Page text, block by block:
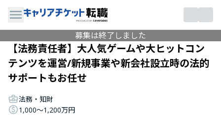
募集は終了しました
【法務責任者】大人気ゲームや大ヒットコン
テンツを運営/新規事業や新会社設立時の法的
サポートもお任せ
法務・知財
1,000〜1,200万円